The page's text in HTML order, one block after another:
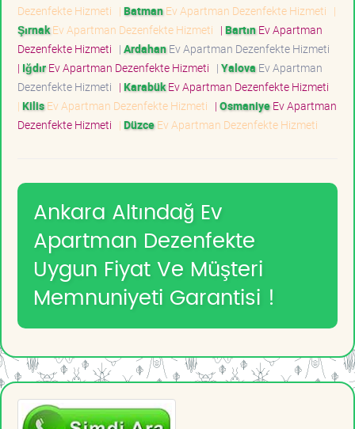
Dezenfekte Hizmeti | BatmanEv Apartman Dezenfekte Hizmeti |
ŞırnakEv Apartman Dezenfekte Hizmeti | BartınEv Apartman
Dezenfekte Hizmeti | ArdahanEv Apartman Dezenfekte Hizmeti
| IğdırEv Apartman Dezenfekte Hizmeti | Yalova Ev Apartman
Dezenfekte Hizmeti | KarabükEv Apartman Dezenfekte Hizmeti
| KilisEv Apartman Dezenfekte Hizmeti | OsmaniyeEv Apartman
Dezenfekte Hizmeti | DüzceEv Apartman Dezenfekte Hizmeti
Ankara Altındağ Ev
Apartman Dezenfekte
Uygun Fiyat Ve Müşteri
Memnuniyeti Garantisi !